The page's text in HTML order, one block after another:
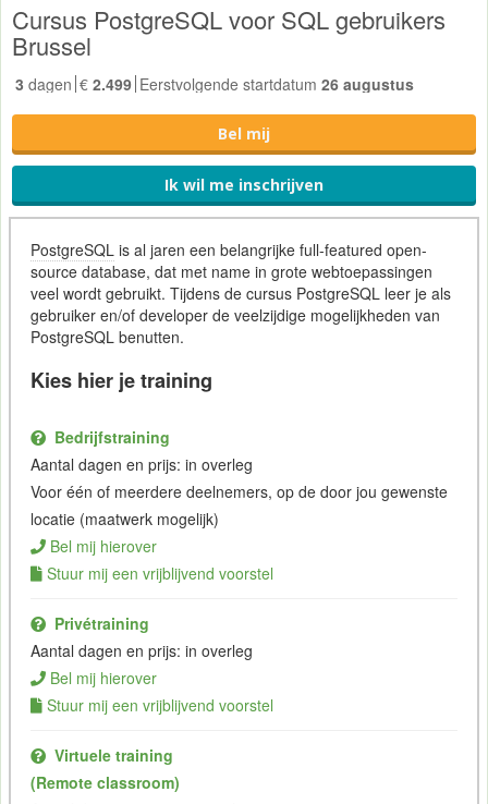
SKILLS ALCHEMIST
Cursus PostgreSQL voor SQL gebruikers
Brussel
3 dagen € 2.499 Eerstvolgende startdatum 26 augustus
Bel mij
Ik wil me inschrijven
PostgreSQL is al jaren een belangrijke full-featured open-
source database, dat met name in grote webtoepassingen
veel wordt gebruikt. Tijdens de cursus PostgreSQL leer je als
gebruiker en/of developer de veelzijdige mogelijkheden van
PostgreSQL benutten.
Kies hier je training
Bedrijfstraining
Aantal dagen en prijs: in overleg
Voor één of meerdere deelnemers, op de door jou gewenste
locatie (maatwerk mogelijk)
Bel mij hierover
Stuur mij een vrijblijvend voorstel
Privétraining
Aantal dagen en prijs: in overleg
Bel mij hierover
Stuur mij een vrijblijvend voorstel
Virtuele training
(Remote classroom)